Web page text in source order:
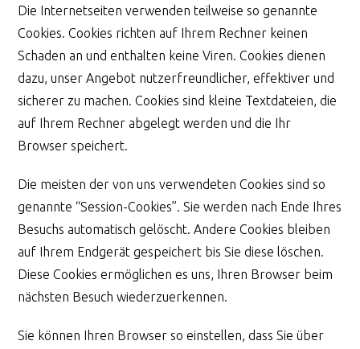
Die Internetseiten verwenden teilweise so genannte
Cookies. Cookies richten auf Ihrem Rechner keinen
Schaden an und enthalten keine Viren. Cookies dienen
dazu, unser Angebot nutzerfreundlicher, effektiver und
sicherer zu machen. Cookies sind kleine Textdateien, die
auf Ihrem Rechner abgelegt werden und die Ihr
Browser speichert.
Die meisten der von uns verwendeten Cookies sind so
genannte “Session-Cookies”. Sie werden nach Ende Ihres
Besuchs automatisch gelöscht. Andere Cookies bleiben
auf Ihrem Endgerät gespeichert bis Sie diese löschen.
Diese Cookies ermöglichen es uns, Ihren Browser beim
nächsten Besuch wiederzuerkennen.
Sie können Ihren Browser so einstellen, dass Sie über